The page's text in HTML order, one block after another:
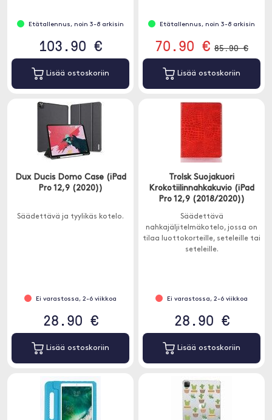
Etätallennus, noin 3-8 arkisin
103.90 €
Lisää ostoskoriin
Etätallennus, noin 3-8 arkisin
70.90 € 85.90 €
Lisää ostoskoriin
Dux Ducis Domo Case (iPad
Pro 12,9 (2020))
Säädettävä ja tyylikäs kotelo.
Ei varastossa, 2-6 viikkoa
28.90 €
Lisää ostoskoriin
Trolsk Suojakuori
Krokotiilinnahkakuvio (iPad
Pro 12,9 (2018/2020))
Säädettävä
nahkajäljitelmäkotelo, jossa on
tilaa luottokorteille, seteleille tai
seteleille.
Ei varastossa, 2-6 viikkoa
28.90 €
Lisää ostoskoriin